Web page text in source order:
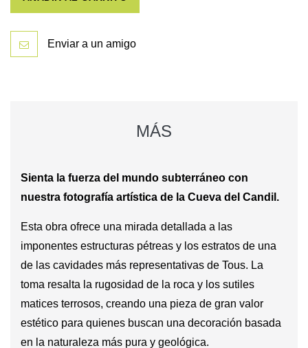
Enviar a un amigo
MÁS
Sienta la fuerza del mundo subterráneo con
nuestra fotografía artística de la Cueva del Candil.
Esta obra ofrece una mirada detallada a las
imponentes estructuras pétreas y los estratos de una
de las cavidades más representativas de Tous. La
toma resalta la rugosidad de la roca y los sutiles
matices terrosos, creando una pieza de gran valor
estético para quienes buscan una decoración basada
en la naturaleza más pura y geológica.